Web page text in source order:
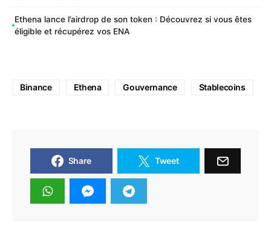
Ethena lance l’airdrop de son token : Découvrez si vous êtes
éligible et récupérez vos ENA
Binance Ethena Gouvernance Stablecoins
Share Tweet